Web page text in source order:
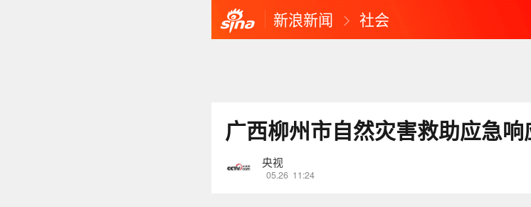
新浪新闻 社会
广西柳州市自然灾害救助应急
央视
05.26 11:24